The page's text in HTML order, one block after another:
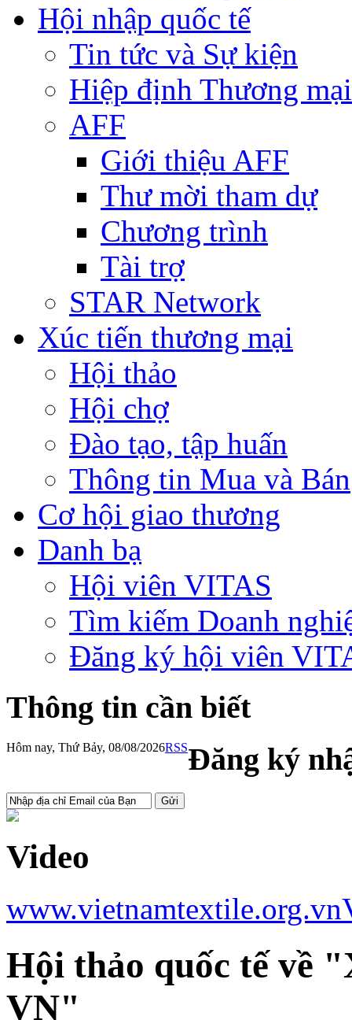
Hội nhập quốc tế
Tin tức và Sự kiện
Hiệp định Thương
AFF
Giới thiệu AFF
Thư mời tham dự
Chương trình
Tài trợ
STAR Network
Xúc tiến thương mại
Hội thảo
Hội chợ
Đào tạo, tập huấn
Thông tin Mua và Bán
Cơ hội giao thương
Danh bạ
Hội viên VITAS
Tìm kiếm Doanh
Đăng ký hội viên
Thông tin cần biết
Hôm nay, Thứ Bảy, 08/08/2026RSSĐăng ký
Video
www.vietnamtextile.org.vn
Hội thảo quốc tế về
VN"